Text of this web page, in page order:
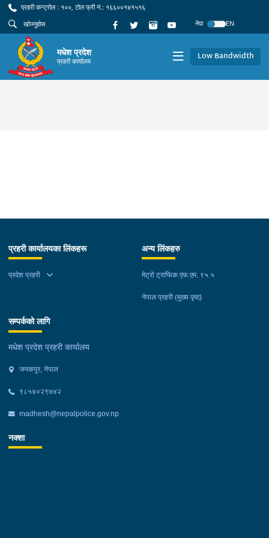
प्रहरी कन्ट्रोल : १००, टोल फ्री नं.: १६६००१४१५१६
नेपा
EN
मधेश प्रदेश
प्रहरी कार्यालय Low Bandwidth
प्रहरी कार्यालयका लिंकहरू
प्रदेश प्रहरी
अन्य लिंकहरु
मेट्रो ट्राफिक एफ.एम. ९५.५
नेपाल प्रहरी (मुख्य पृष्ठ)
सम्पर्कको लागि
मधेश प्रदेश प्रहरी कार्यालय
जनकपुर, नेपाल
९८५४०२९७४२
madhesh@nepalpolice.gov.np
नक्शा